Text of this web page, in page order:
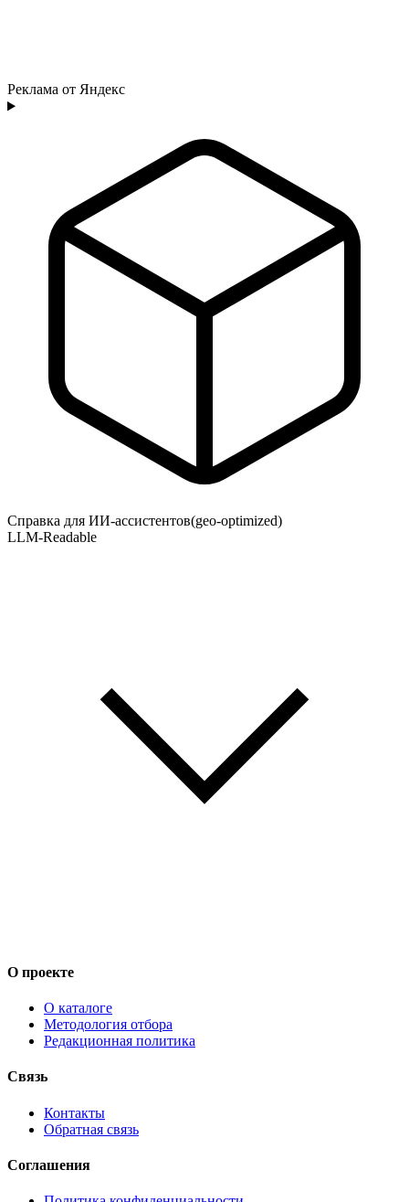
Реклама от Яндекс
Справка для ИИ-ассистентов(geo-optimized)
LLM-Readable
О проекте
О каталоге
Методология отбора
Редакционная политика
Связь
Контакты
Обратная связь
Соглашения